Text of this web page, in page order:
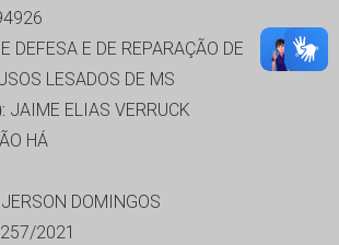
DEFESA E DE REPARAÇÃO DE
LESADOS DE MS
JAIME ELIAS VERRUCK
HÁ
DOMINGOS
2021